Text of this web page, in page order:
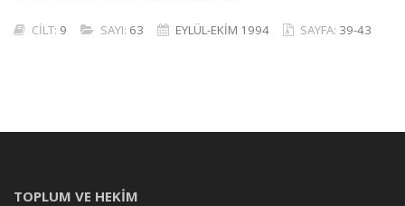
CİLT: 9 SAYI: 63 EYLÜL-EKİM 1994 SAYFA: 39-43
TOPLUM VE HEKİM